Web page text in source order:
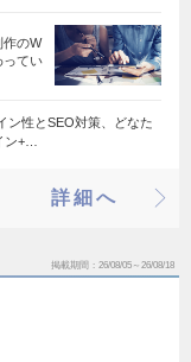
作のW
ってい
ン性とSEO対策、どなた
ン+…
詳細へ
掲載期間 26/08/05～26/08/18